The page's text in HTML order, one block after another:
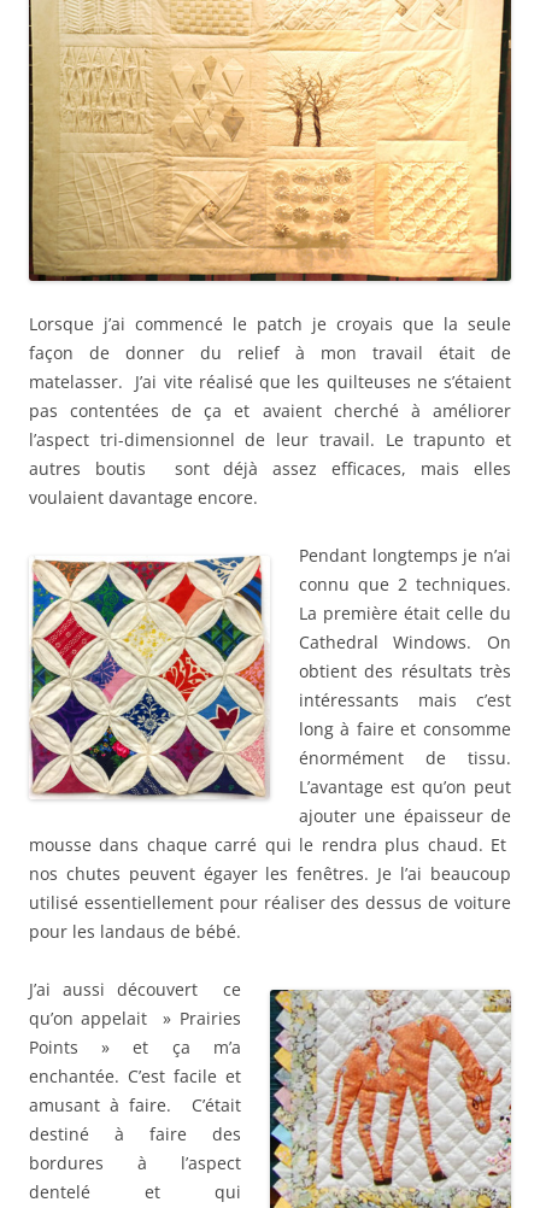
Lorsque j’ai commencé le patch je croyais que la seule
façon de donner du relief à mon travail était de
matelasser. J’ai vite réalisé que les quilteuses ne s’étaient
pas contentées de ça et avaient cherché à améliorer
l’aspect tri-dimensionnel de leur travail. Le trapunto et
autres boutis sont déjà assez efficaces, mais elles
voulaient davantage encore.
Pendant longtemps je n’ai
connu que 2 techniques.
La première était celle du
Cathedral Windows. On
obtient des résultats très
intéressants mais c’est
long à faire et consomme
énormément de tissu.
L’avantage est qu’on peut
ajouter une épaisseur de
mousse dans chaque carré qui le rendra plus chaud. Et
nos chutes peuvent égayer les fenêtres. Je l’ai beaucoup
utilisé essentiellement pour réaliser des dessus de voiture
pour les landaus de bébé.
J’ai aussi découvert ce
qu’on appelait » Prairies
Points » et ça m’a
enchantée. C’est facile et
amusant à faire. C’était
destiné à faire des
bordures à l’aspect
dentelé et qui